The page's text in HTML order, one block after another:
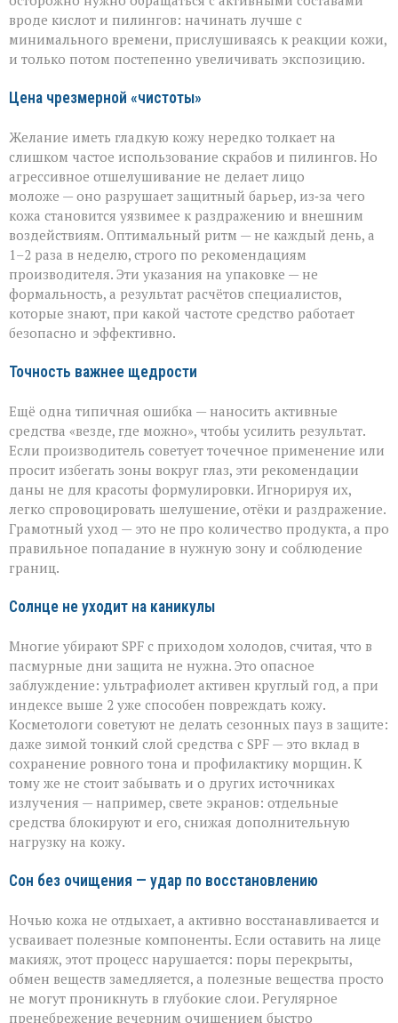
вроде кислот и пилингов: начинать лучше с
минимального времени, прислушиваясь к реакции кожи,
и только потом постепенно увеличивать экспозицию.
Цена чрезмерной «чистоты»
Желание иметь гладкую кожу нередко толкает на
слишком частое использование скрабов и пилингов. Но
агрессивное отшелушивание не делает лицо
моложе — оно разрушает защитный барьер, из‑за чего
кожа становится уязвимее к раздражению и внешним
воздействиям. Оптимальный ритм — не каждый день, а
1–2 раза в неделю, строго по рекомендациям
производителя. Эти указания на упаковке — не
формальность, а результат расчётов специалистов,
которые знают, при какой частоте средство работает
безопасно и эффективно.
Точность важнее щедрости
Ещё одна типичная ошибка — наносить активные
средства «везде, где можно», чтобы усилить результат.
Если производитель советует точечное применение или
просит избегать зоны вокруг глаз, эти рекомендации
даны не для красоты формулировки. Игнорируя их,
легко спровоцировать шелушение, отёки и раздражение.
Грамотный уход — это не про количество продукта, а про
правильное попадание в нужную зону и соблюдение
границ.
Солнце не уходит на каникулы
Многие убирают SPF с приходом холодов, считая, что в
пасмурные дни защита не нужна. Это опасное
заблуждение: ультрафиолет активен круглый год, а при
индексе выше 2 уже способен повреждать кожу.
Косметологи советуют не делать сезонных пауз в защите:
даже зимой тонкий слой средства с SPF — это вклад в
сохранение ровного тона и профилактику морщин. К
тому же не стоит забывать и о других источниках
излучения — например, свете экранов: отдельные
средства блокируют и его, снижая дополнительную
нагрузку на кожу.
Сон без очищения — удар по восстановлению
Ночью кожа не отдыхает, а активно восстанавливается и
усваивает полезные компоненты. Если оставить на лице
макияж, этот процесс нарушается: поры перекрыты,
обмен веществ замедляется, а полезные вещества просто
не могут проникнуть в глубокие слои. Регулярное
пренебрежение вечерним очищением быстро